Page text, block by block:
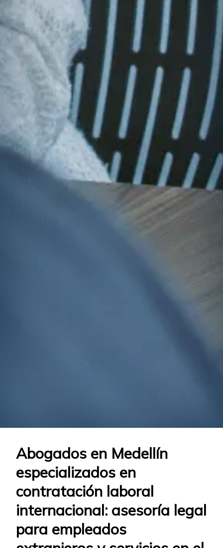
Abogados en Medellín
especializados en
contratación laboral
internacional: asesoría legal
para empleados